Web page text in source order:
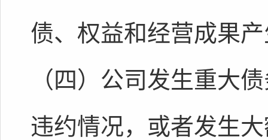
债、权益和经营成果
（四）公司发生重大
违约情况，或者发生